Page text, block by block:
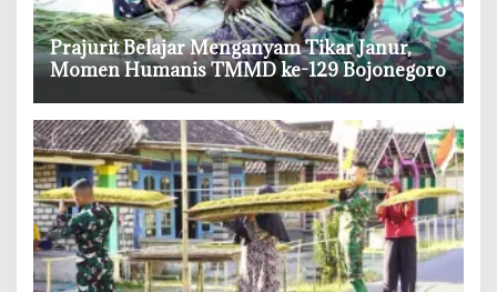
‎Prajurit Belajar Menganyam Tikar Janur,
Momen Humanis TMMD ke-129 Bojonegoro